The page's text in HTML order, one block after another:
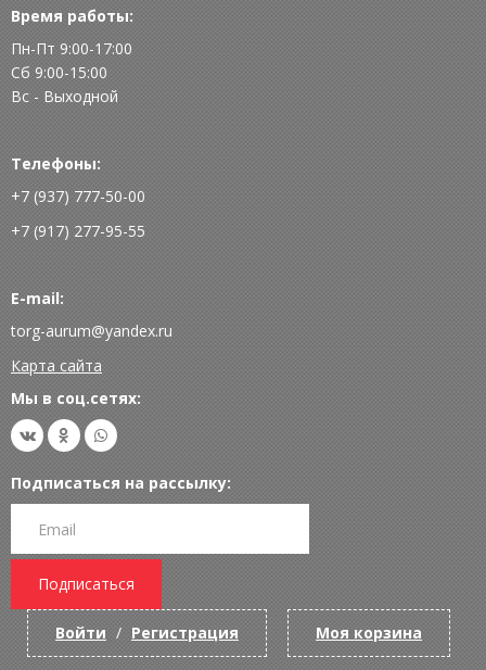
Время работы:
Пн-Пт 9:00-17:00
Сб 9:00-15:00
Вс - Выходной
Телефоны:
+7 (937) 777-50-00
+7 (917) 277-95-55
E-mail:
torg-aurum@yandex.ru
Карта сайта
Мы в соц.сетях:
Подписаться на рассылку:
Подписаться
Войти / Регистрация Моя корзина